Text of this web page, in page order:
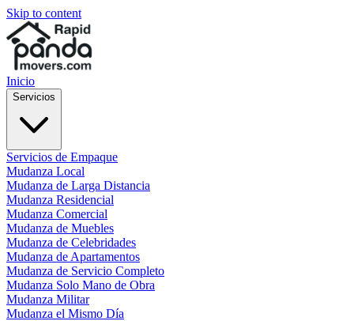
Skip to content
Inicio
Servicios
Servicios de Empaque
Mudanza Local
Mudanza de Larga Distancia
Mudanza Residencial
Mudanza Comercial
Mudanza de Muebles
Mudanza de Celebridades
Mudanza de Apartamentos
Mudanza de Servicio Completo
Mudanza Solo Mano de Obra
Mudanza Militar
Mudanza el Mismo Día